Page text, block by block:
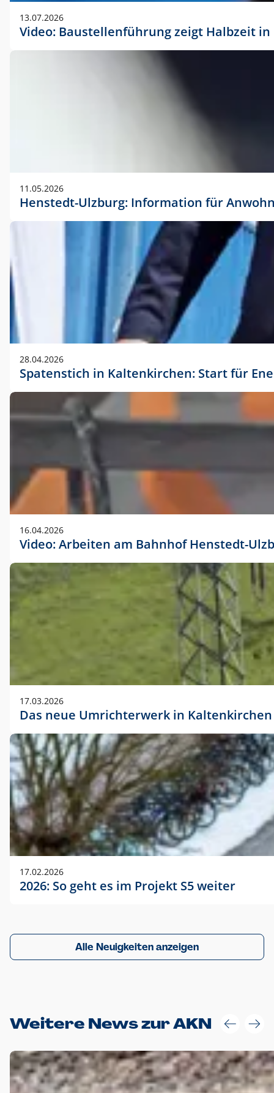
13.07.2026
Video: Baustellenführung zeigt Halbzeit
11.05.2026
Henstedt-Ulzburg: Information für
28.04.2026
Spatenstich in Kaltenkirchen: Start für
16.04.2026
Video: Arbeiten am Bahnhof Henstedt-
17.03.2026
Das neue Umrichterwerk in Kaltenkirchen
17.02.2026
2026: So geht es im Projekt S5 weiter
Alle Neuigkeiten anzeigen
Weitere News zur AKN